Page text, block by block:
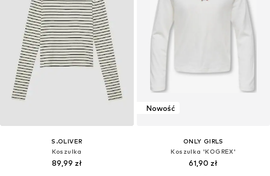
S.OLIVER
Koszulka
89,99 zł
Nowość
ONLY GIRLS
Koszulka 'KOGREX'
61,90 zł